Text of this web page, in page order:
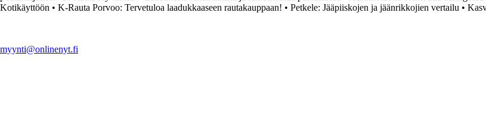
Kotikäyttöön • K-Rauta Porvoo: Tervetuloa laadukkaaseen rautakauppaan! • Petkele: Jääpiiskojen ja jäänrikkojien vertailu •
myynti@onlinenyt.fi